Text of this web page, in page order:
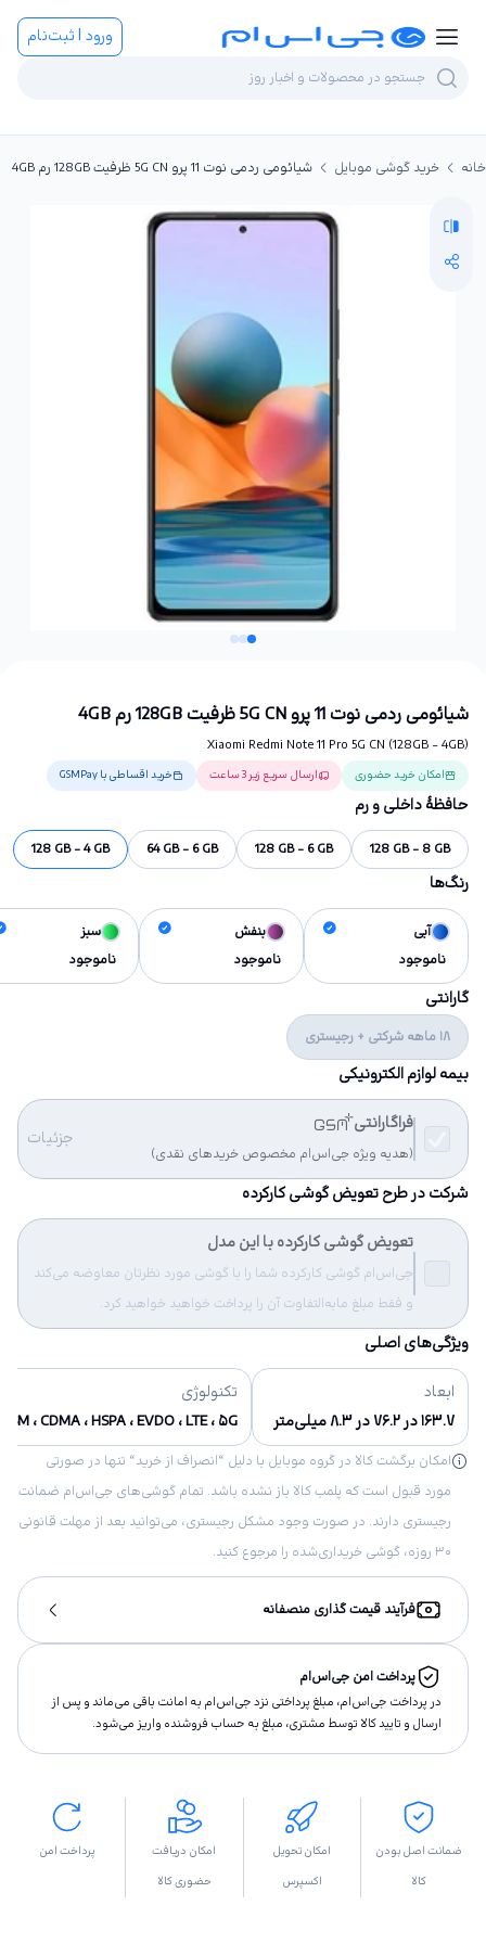
ورود | ثبت‌نام
خانه خرید گوشی موبایل شیائومی ردمی نوت 11 پرو 5G CN ظرفیت 128GB رم 4GB
شیائومی ردمی نوت 11 پرو 5G CN ظرفیت 128GB رم 4GB
Xiaomi Redmi Note 11 Pro 5G CN (128GB - 4GB)
امکان خرید حضوری ارسال سریع زیر 3 ساعت خرید اقساطی با GSMPay
حافظهٔ داخلی و رم
128 GB - 8 GB
128 GB - 6 GB
64 GB - 6 GB
128 GB - 4 GB
رنگ‌ها
آبی
ناموجود
بنفش
ناموجود
سبز
ناموجود
گارانتی
18 ماهه شرکتی + رجیستری
بیمه لوازم الکترونیکی
فراگارانتی
(هدیه ویژه جی‌اس‌ام مخصوص خریدهای نقدی)
جزئیات
شرکت در طرح تعویض گوشی کارکرده
تعویض گوشی کارکرده با این مدل
جی‌اس‌ام گوشی کارکرده شما را با گوشی مورد نظرتان معاوضه می‌کند
و فقط مبلغ مابه‌التفاوت آن را پرداخت خواهید خواهید کرد.
ویژگی‌های اصلی
ابعاد
۱۶۳.۷ در ۷۶.۲ در ۸.۳ میلی‌متر
تکنولوژی
GSM ، CDMA ، HSPA ، EVDO ، LTE ، ۵G
امکان برگشت کالا در گروه موبایل با دلیل “انصراف از خرید“ تنها در صورتی
مورد قبول است که پلمب کالا باز نشده باشد. تمام گوشی‌های جی‌اس‌ام ضمانت
رجیستری دارند. در صورت وجود مشکل رجیستری، می‌توانید بعد از مهلت قانونی
۳۰ روزه، گوشی خریداری‌شده را مرجوع کنید.
فرآیند قیمت گذاری منصفانه
پرداخت امن جی‌اس‌ام
در پرداخت جی‌اس‌ام، مبلغ پرداختى نزد جی‌اس‌ام به امانت باقى مى‌ماند و پس از
ارسال و تاييد كالا توسط مشتری، مبلغ به حساب فروشنده واريز مى‌شود.
ضمانت اصل بودن
کالا
امکان تحویل
اکسپرس
امکان دریافت
حضوری کالا
پرداخت امن